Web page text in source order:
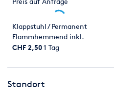
Klappstuhl / Permanent
Flammhemmend inkl.
Reihenverbinder / Open-Air
CHF 2,501 Tag
Standort